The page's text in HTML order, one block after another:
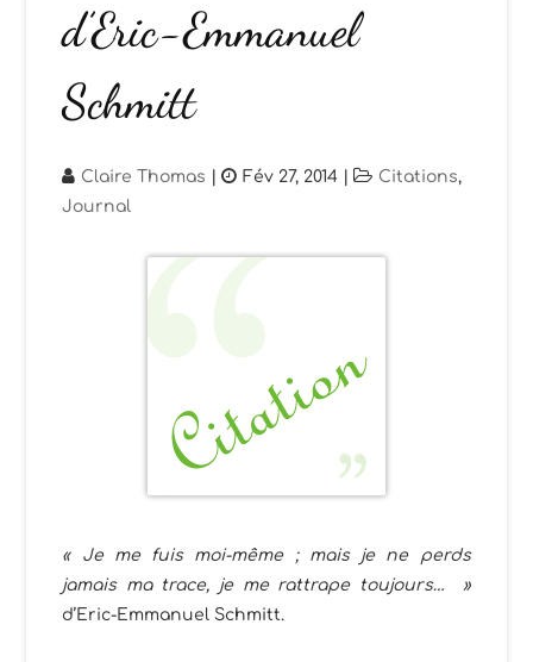
d’Eric-Emmanuel
Schmitt
Claire Thomas | Fév 27, 2014 | Citations,
Journal
« Je me fuis moi-même ; mais je ne perds
jamais ma trace, je me rattrape toujours… »
d’Eric-Emmanuel Schmitt.